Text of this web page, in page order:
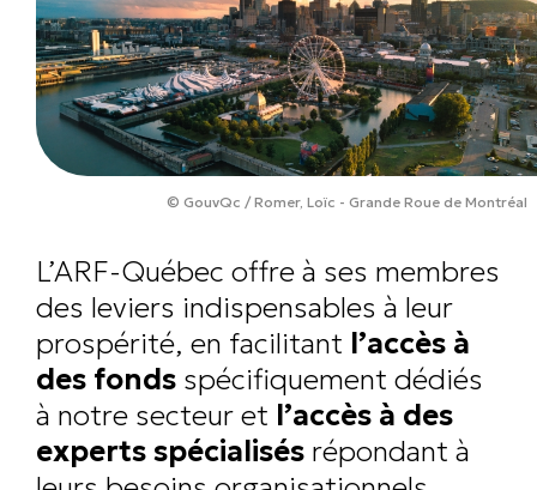
© GouvQc / Romer, Loïc - Grande Roue de Montréal
L’ARF-Québec offre à ses membres
des leviers indispensables à leur
prospérité, en facilitant l’accès à
des fonds spécifiquement dédiés
à notre secteur et l’accès à des
experts spécialisés répondant à